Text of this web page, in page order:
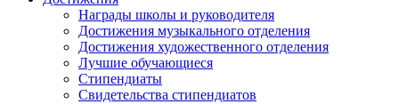
Награды школы и руководителя
Достижения музыкального отделения
Достижения художественного отделения
Лучшие обучающиеся
Стипендиаты
Свидетельства стипендиатов